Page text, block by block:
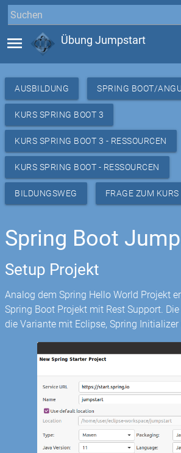
menu Übung Jumpstart
AUSBILDUNG SPRING BOOT/
KURS SPRING BOOT 3
KURS SPRING BOOT 3 - RESSOURCEN
KURS SPRING BOOT - RESSOURCEN
BILDUNGSWEG FRAGE ZUM KURS
Spring Boot
Setup Projekt
Analog dem Spring Hello World Projekt
Spring Boot Projekt mit Rest Support.
die Variante mit Eclipse, Spring